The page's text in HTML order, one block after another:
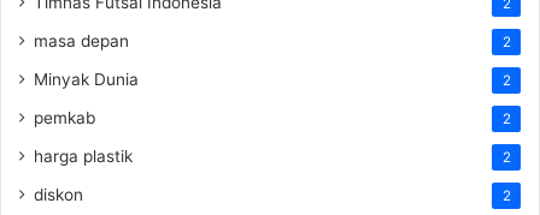
2
masa depan 2
Minyak Dunia 2
pemkab 2
harga plastik 2
diskon 2